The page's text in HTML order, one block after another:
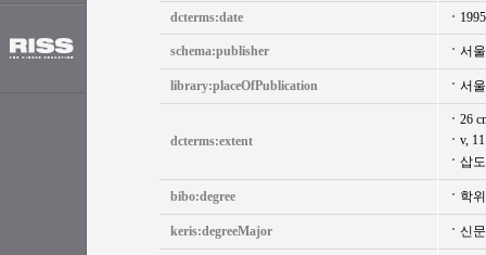
dcterms:date 1995
schema:publisher 서
library:placeOfPublication 서울
dcterms:extent
26
v,
삽도
bibo:degree 학
keris:degreeMajor 신